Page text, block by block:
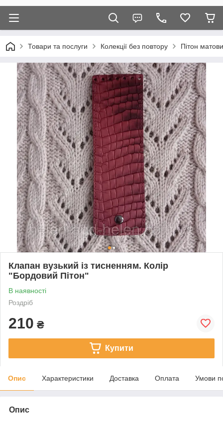
Товари та послуги Колекції без повтору Пітон
Клапан вузький із тисненням. Колір
"Бордовий Пітон"
В наявності
Роздріб
210 ₴
Купити
Опис Характеристики Доставка Оплата Умови
Опис